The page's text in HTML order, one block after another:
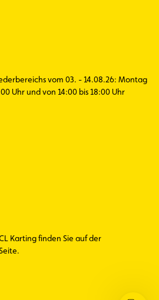
vom 03. - 14.08.26: Montag
Uhr und von 14:00 bis 18:00 Uhr
Karting finden Sie auf der